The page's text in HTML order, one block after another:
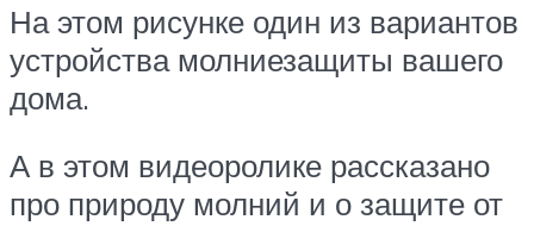
На этом рисунке один из вариантов
устройства молниезащиты вашего
дома.
А в этом видеоролике рассказано
про природу молний и о защите от